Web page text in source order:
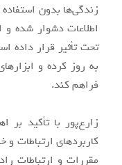
زندگی‌ها بدون استفاده
اطلاعات دشوار شده
تحت تأثیر قرار داده
به روز کرده و
فراهم کند.
زارع‌پور با تأکید
کاربردهای ارتباطات و
مقررات و ارتباطات